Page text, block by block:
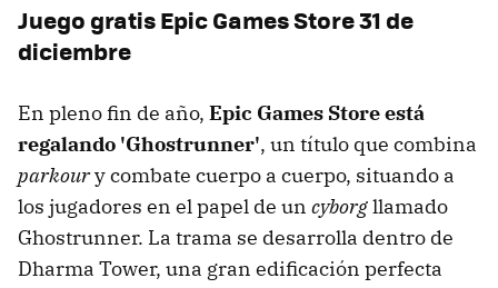
Juego gratis Epic Games Store 31 de
diciembre
En pleno fin de año, Epic Games Store está
regalando 'Ghostrunner', un título que combina
parkoury combate cuerpo a cuerpo, situando a
los jugadores en el papel de un cyborgllamado
Ghostrunner. La trama se desarrolla dentro de
Dharma Tower, una gran edificación perfecta